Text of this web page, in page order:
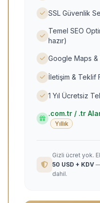
SSL Güvenlik
Temel SEO
hazır)
Google Maps
İletişim & Teklif
1 Yıl Ücretsiz
.com.tr / .tr
Yıllık
Gizli ücret yok.
50 USD + KDV
dahil.